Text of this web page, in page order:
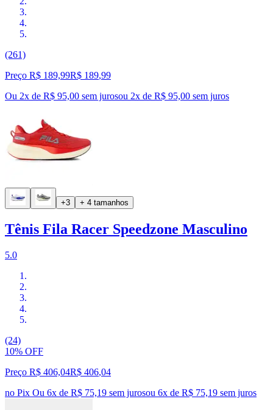
(261)
Preço R$ 189,99R$ 189,99
Ou 2x de R$ 95,00 sem jurosou 2x de R$ 95,00 sem juros
+3 + 4 tamanhos
Tênis Fila Racer Speedzone Masculino
5.0
(24)
10% OFF
Preço R$ 406,04R$ 406,04
no Pix Ou 6x de R$ 75,19 sem jurosou 6x de R$ 75,19 sem juros